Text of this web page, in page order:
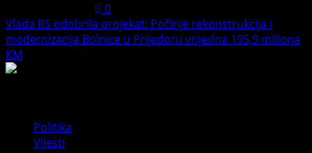
0
Vlada RS odobrila projekat: Počinje rekonstrukcija i
modernizacija Bolnice u Prijedoru vrijedna 195,9 miliona
KM
Politika
Vijesti